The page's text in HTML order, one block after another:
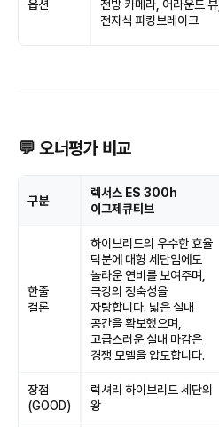
옵션
전방 카메라, 어라운드 뷰,
전자식 파킹브레이크
💬 오너평가 비교
구분
렉서스 ES 300h
이그제큐티브
한줄
결론
하이브리드의 우수한 효율
덕분에 대형 세단임에도
놀라운 연비를 보여주며,
극강의 정숙성을
자랑합니다. 넓은 실내
공간을 확보했으며,
고급스러운 실내 마감은
경쟁 모델을 압도합니다.
장점
(GOOD)
럭셔리 하이브리드 세단의
왕